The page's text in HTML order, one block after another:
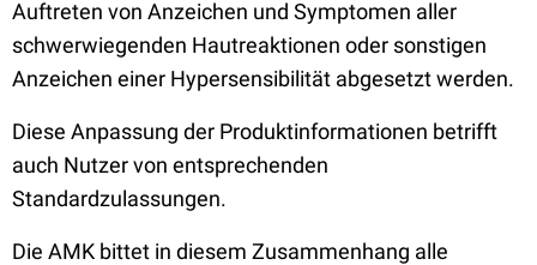
Auftreten von Anzeichen und Symptomen aller
schwerwiegenden Hautreaktionen oder sonstigen
Anzeichen einer Hypersensibilität abgesetzt werden.
Diese Anpassung der Produktinformationen betrifft
auch Nutzer von entsprechenden
Standardzulassungen.
Die AMK bittet in diesem Zusammenhang alle